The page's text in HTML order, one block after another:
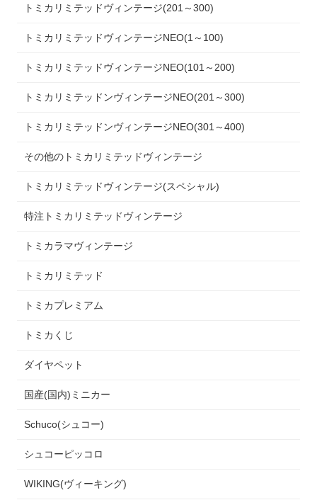
トミカリミテッドヴィンテージ(201～300)
トミカリミテッドヴィンテージNEO(1～100)
トミカリミテッドヴィンテージNEO(101～200)
トミカリミテッドンヴィンテージNEO(201～300)
トミカリミテッドンヴィンテージNEO(301～400)
その他のトミカリミテッドヴィンテージ
トミカリミテッドヴィンテージ(スペシャル)
特注トミカリミテッドヴィンテージ
トミカラマヴィンテージ
トミカリミテッド
トミカプレミアム
トミカくじ
ダイヤペット
国産(国内)ミニカー
Schuco(シュコー)
シュコーピッコロ
WIKING(ヴィーキング)